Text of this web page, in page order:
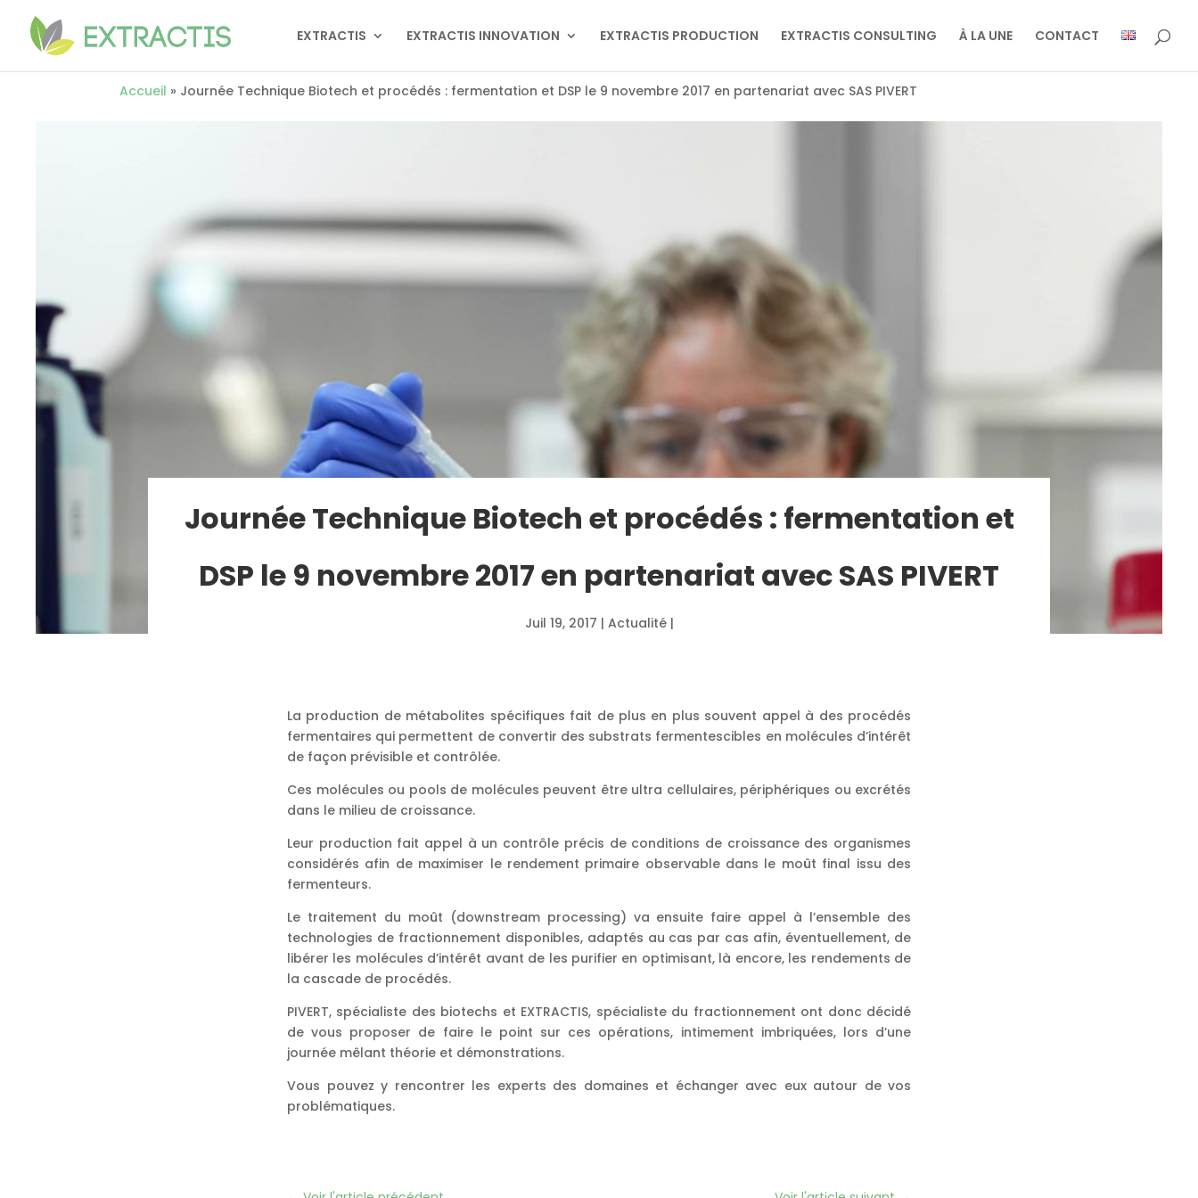
EXTRACTIS EXTRACTIS INNOVATION EXTRACTIS PRODUCTION EXTRACTIS CONSULTING À LA UNE CONTACT
Accueil » Journée Technique Biotech et procédés : fermentation et DSP le 9 novembre 2017 en partenariat avec SAS PIVERT
Journée Technique Biotech et procédés : fermentation et
DSP le 9 novembre 2017 en partenariat avec SAS PIVERT
Juil 19, 2017 | Actualité|
La production de métabolites spécifiques fait de plus en plus souvent appel à des procédés
fermentaires qui permettent de convertir des substrats fermentescibles en molécules d’intérêt
de façon prévisible et contrôlée.
Ces molécules ou pools de molécules peuvent être ultra cellulaires, périphériques ou excrétés
dans le milieu de croissance.
Leur production fait appel à un contrôle précis de conditions de croissance des organismes
considérés afin de maximiser le rendement primaire observable dans le moût final issu des
fermenteurs.
Le traitement du moût (downstream processing) va ensuite faire appel à l’ensemble des
technologies de fractionnement disponibles, adaptés au cas par cas afin, éventuellement, de
libérer les molécules d’intérêt avant de les purifier en optimisant, là encore, les rendements de
la cascade de procédés.
PIVERT, spécialiste des biotechs et EXTRACTIS, spécialiste du fractionnement ont donc décidé
de vous proposer de faire le point sur ces opérations, intimement imbriquées, lors d’une
journée mêlant théorie et démonstrations.
Vous pouvez y rencontrer les experts des domaines et échanger avec eux autour de vos
problématiques.